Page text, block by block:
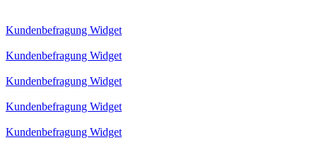
Kundenbefragung Widget
Kundenbefragung Widget
Kundenbefragung Widget
Kundenbefragung Widget
Kundenbefragung Widget